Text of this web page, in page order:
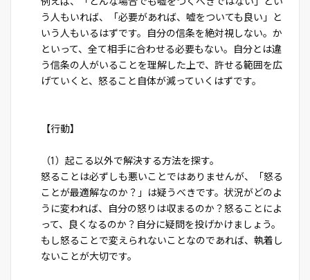
う人もいれば、「必要があれば、嘘をついても良い」と
いう人もいるはずです。自分の信条を絶対視しない。か
といって、全て相手に合わせる必要もない。自分とは違
う信条の人がいることを理解した上で、許せる範囲を広
げていくと、怒ること自体が減っていくはずです。
【行動】
（1）起こる以外で解決する方法を探す。
怒ることは必ずしも悪いことではありませんが、「怒る
ことが最適解なのか？」は疑うべきです。状況がどのよ
うに変われば、自分の怒りは収まるのか？怒ることによ
って、良くなるのか？自分に疑問を投げかけましょう。
もし怒ることで変えられないことなのであれば、執着し
ないことが大切です。